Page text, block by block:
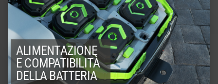
ALIMENTAZIONE
E COMPATIBILITÀ
DELLA BATTERIA